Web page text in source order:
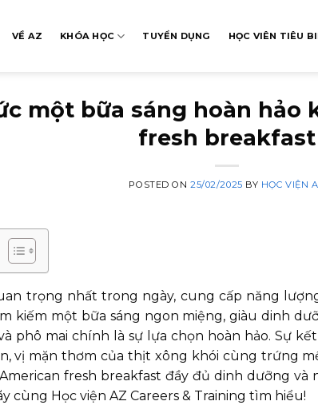
VỀ AZ KHÓA HỌC TUYỂN DỤNG HỌC VIÊN TIÊU
một bữa sáng hoàn hảo
fresh breakfast
POSTED ON25/02/2025 BY HỌC VIỆN
trọng nhất trong ngày, cung cấp năng
kiếm một bữa sáng ngon miệng, giàu dinh
phô mai chính là sự lựa chọn hoàn hảo.Sự
vị mặn thơm của thịt xông khói cùng trứng
fresh breakfast đầy đủ dinh dưỡng và
cùng Học viện AZ Careers & Training tìm hiểu!